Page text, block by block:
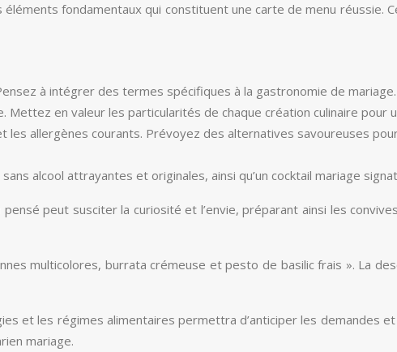
fondamentaux qui constituent une carte de menu réussie.
à intégrer des termes spécifiques à la gastronomie de mariage.
en valeur les particularités de chaque création culinaire pour
allergènes courants. Prévoyez des alternatives savoureuses
alcool attrayantes et originales, ainsi qu’un cocktail mariage
peut susciter la curiosité et l’envie, préparant ainsi les
multicolores, burrata crémeuse et pesto de basilic frais ». La
et les régimes alimentaires permettra d’anticiper les
mariage.